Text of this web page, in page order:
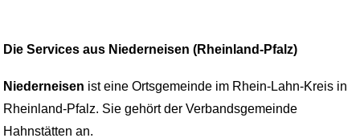
Die Services aus Niederneisen (Rheinland-Pfalz)
Niederneisen ist eine Ortsgemeinde im Rhein-Lahn-Kreis in
Rheinland-Pfalz. Sie gehört der Verbandsgemeinde
Hahnstätten an.